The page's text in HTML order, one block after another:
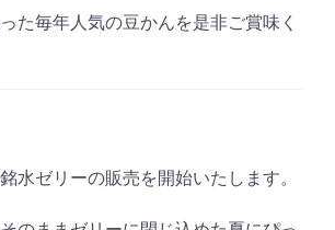
た毎年人気の豆かんを是非ご賞味く
水ゼリーの販売を開始いたします。